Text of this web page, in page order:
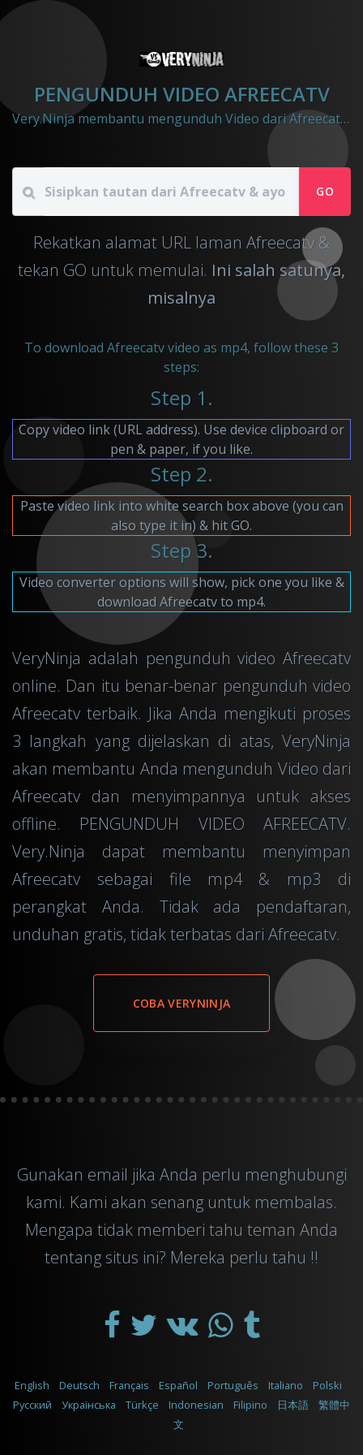
PENGUNDUH VIDEO AFREECATV
Very.Ninja membantu mengunduh Video dari Afreecatv ke file mp4
GO
Rekatkan alamat URL laman Afreecatv &
tekan GO untuk memulai. Ini salah satunya,
misalnya
To download Afreecatv video as mp4, follow these 3
steps:
Step 1.
Copy video link (URL address). Use device clipboard or
pen & paper, if you like.
Step 2.
Paste video link into white search box above (you can
also type it in) & hit GO.
Step 3.
Video converter options will show, pick one you like &
download Afreecatv to mp4.
VeryNinja adalah pengunduh video Afreecatv
online. Dan itu benar-benar pengunduh video
Afreecatv terbaik. Jika Anda mengikuti proses
3 langkah yang dijelaskan di atas, VeryNinja
akan membantu Anda mengunduh Video dari
Afreecatv dan menyimpannya untuk akses
offline. PENGUNDUH VIDEO AFREECATV.
Very.Ninja dapat membantu menyimpan
Afreecatv sebagai file mp4 & mp3 di
perangkat Anda. Tidak ada pendaftaran,
unduhan gratis, tidak terbatas dari Afreecatv.
COBA VERYNINJA
Gunakan email jika Anda perlu menghubungi
kami. Kami akan senang untuk membalas.
Mengapa tidak memberi tahu teman Anda
tentang situs ini? Mereka perlu tahu !!
English Deutsch Français Español Português Italiano
Polski
Русский
Українська Türkçe Indonesian Filipino 日本語
繁體中
文